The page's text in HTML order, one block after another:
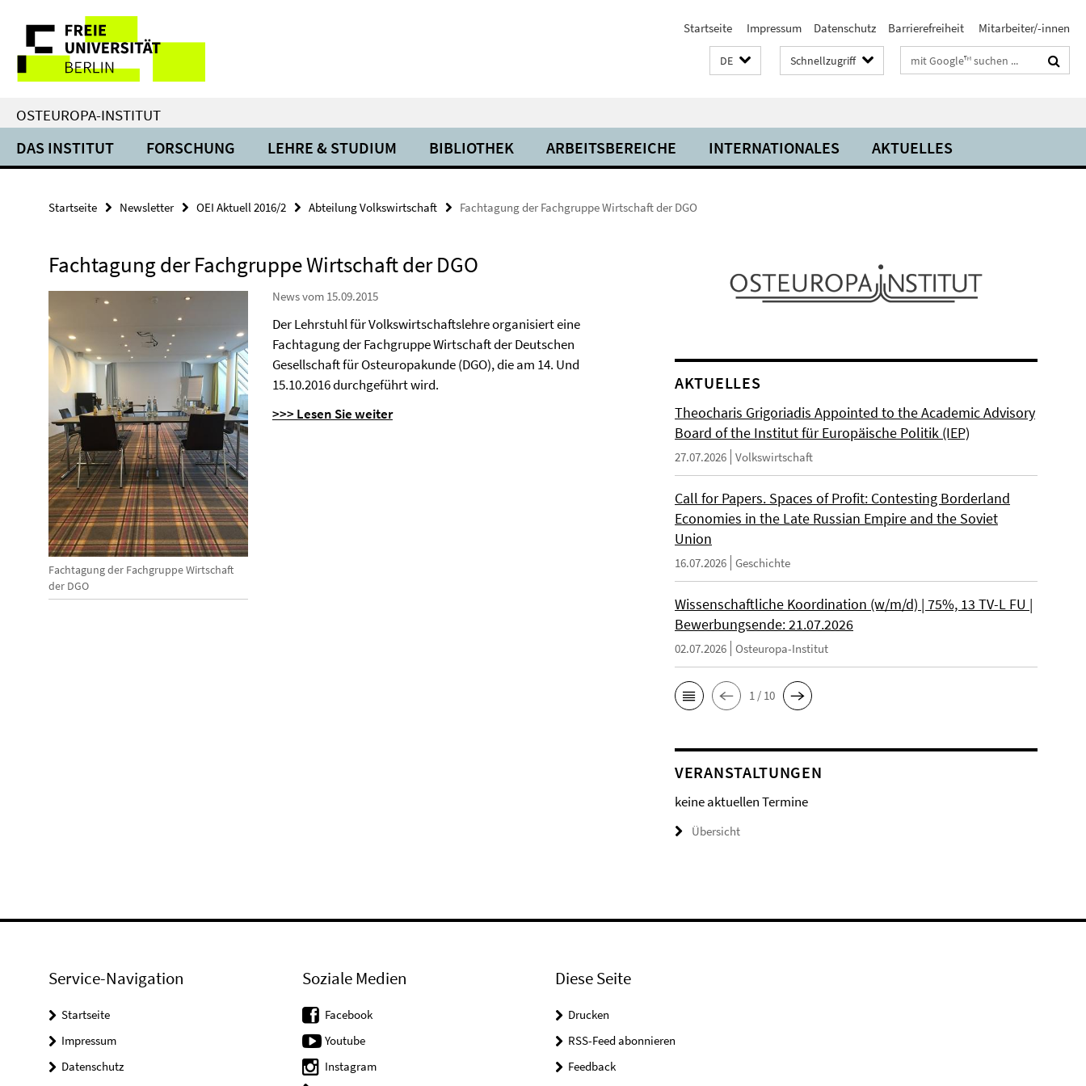
direkt
Inhalt
Service-
Navigation
Startseite Impressum Datenschutz Barrierefreiheit Mitarbeiter/-innen
DE Schnellzugriff Suchbegriffe
OSTEUROPA-INSTITUT
DAS INSTITUT FORSCHUNG LEHRE & STUDIUM BIBLIOTHEK ARBEITSBEREICHE INTERNATIONALES AKTUELLES
Startseite Newsletter OEI Aktuell 2016/2 Abteilung Volkswirtschaft Fachtagung der Fachgruppe Wirtschaft der DGO
Fachtagung der Fachgruppe Wirtschaft der DGO
Fachtagung der Fachgruppe Wirtschaft
der DGO
News vom 15.09.2015
Der Lehrstuhl für Volkswirtschaftslehre organisiert eine
Fachtagung der Fachgruppe Wirtschaft der Deutschen
Gesellschaft für Osteuropakunde (DGO), die am 14. Und
15.10.2016 durchgeführt wird.
>>> Lesen Sie weiter
AKTUELLES
Theocharis Grigoriadis Appointed to the Academic Advisory
Board of the Institut für Europäische Politik (IEP)
27.07.2026 Volkswirtschaft
Call for Papers. Spaces of Profit: Contesting Borderland
Economies in the Late Russian Empire and the Soviet
Union
16.07.2026 Geschichte
Wissenschaftliche Koordination (w/m/d) | 75%, 13 TV-L FU |
Bewerbungsende: 21.07.2026
02.07.2026 Osteuropa-Institut
1 / 10
VERANSTALTUNGEN
keine aktuellen Termine
Übersicht
Service-Navigation
Startseite
Impressum
Datenschutz
Soziale Medien
Facebook
Youtube
Instagram
Diese Seite
Drucken
RSS-Feed abonnieren
Feedback